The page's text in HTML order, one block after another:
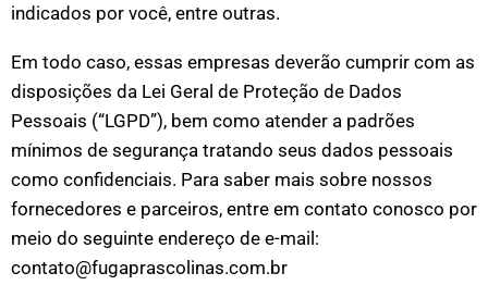
indicados por você, entre outras.
Em todo caso, essas empresas deverão cumprir com as
disposições da Lei Geral de Proteção de Dados
Pessoais (“LGPD”), bem como atender a padrões
mínimos de segurança tratando seus dados pessoais
como confidenciais. Para saber mais sobre nossos
fornecedores e parceiros, entre em contato conosco por
meio do seguinte endereço de e-mail:
contato@fugaprascolinas.com.br